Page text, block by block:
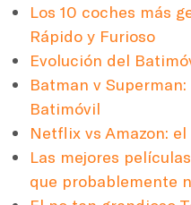
Los 10 coches más
Rápido y Furioso
Evolución del
Batman v
Batimóvil
Netflix vs Amazon:
Las mejores
que probablemente